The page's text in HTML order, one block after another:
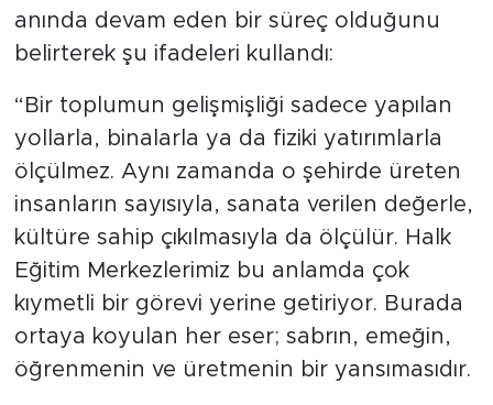
anında devam eden bir süreç olduğunu
belirterek şu ifadeleri kullandı:
“Bir toplumun gelişmişliği sadece yapılan
yollarla, binalarla ya da fiziki yatırımlarla
ölçülmez. Aynı zamanda o şehirde üreten
insanların sayısıyla, sanata verilen değerle,
kültüre sahip çıkılmasıyla da ölçülür. Halk
Eğitim Merkezlerimiz bu anlamda çok
kıymetli bir görevi yerine getiriyor. Burada
ortaya koyulan her eser; sabrın, emeğin,
öğrenmenin ve üretmenin bir yansımasıdır.